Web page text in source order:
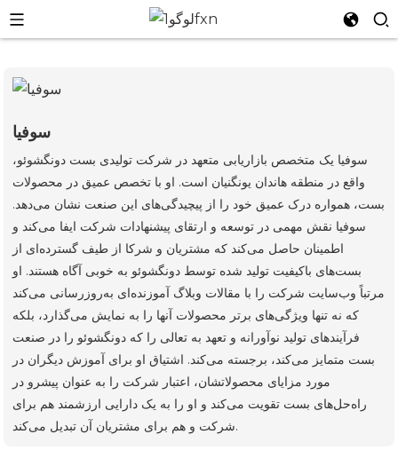
سوفیا
سوفیا یک متخصص بازاریابی متعهد در شرکت تولیدی بست دونگشوئو،
واقع در منطقه هاندان یونگنیان است. او با تخصص عمیق در محصولات
بست، همواره درک عمیق خود را از پیچیدگی‌های این صنعت نشان می‌دهد.
سوفیا نقش مهمی در توسعه و ارتقای پیشنهادات شرکت ایفا می‌کند و
اطمینان حاصل می‌کند که مشتریان و شرکا از طیف گسترده‌ای از
بست‌های باکیفیت تولید شده توسط دونگشوئو به خوبی آگاه هستند. او
مرتباً وب‌سایت شرکت را با مقالات وبلاگ آموزنده‌ای به‌روزرسانی می‌کند
که نه تنها ویژگی‌های برتر محصولات آنها را به نمایش می‌گذارد، بلکه
فرآیندهای تولید نوآورانه و تعهد به تعالی را که دونگشوئو را در صنعت
بست متمایز می‌کند، برجسته می‌کند. اشتیاق او برای آموزش دیگران در
مورد مزایای محصولاتشان، اعتبار شرکت را به عنوان پیشرو در
راه‌حل‌های بست تقویت می‌کند و او را به یک دارایی ارزشمند هم برای
شرکت و هم برای مشتریان آن تبدیل می‌کند.